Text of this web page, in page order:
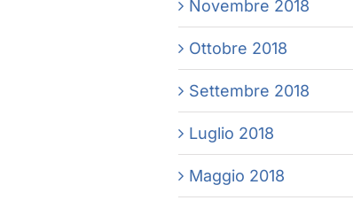
Novembre 2018
Ottobre 2018
Settembre 2018
Luglio 2018
Maggio 2018